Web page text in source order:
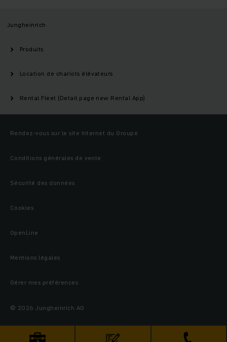
Jungheinrich
Produits
Location de chariots élévateurs
Rental Fleet (Detail page new Rental App)
Rendez-vous sur le site Internet du Groupe
Conditions générales de vente
Sécurité des données
Cookies
OpenLine
Mentions légales
Gérer mes préférences
© 2026 Jungheinrich AG